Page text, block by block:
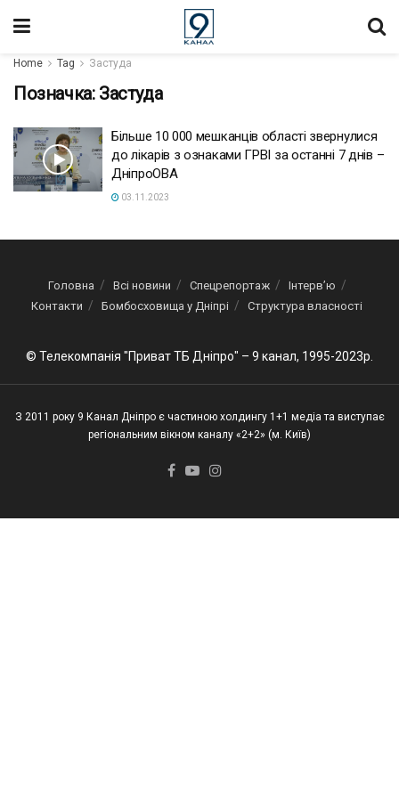
Home Tag Застуда
Позначка: Застуда
Більше 10 000 мешканців області звернулися
до лікарів з ознаками ГРВІ за останні 7 днів –
ДніпроОВА
03.11.2023
Головна Всі новини Спецрепортаж
Інтерв’ю
Контакти
Бомбосховища у Дніпрі Структура власності
© Телекомпанія "Приват ТБ Дніпро" – 9 канал, 1995-2023р.
З 2011 року 9 Канал Дніпро є частиною холдингу 1+1 медіа та виступає
регіональним вікном каналу «2+2» (м. Київ)